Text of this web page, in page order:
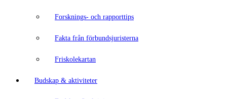
Forsknings- och rapporttips
Fakta från förbundsjuristerna
Friskolekartan
Budskap & aktiviteter